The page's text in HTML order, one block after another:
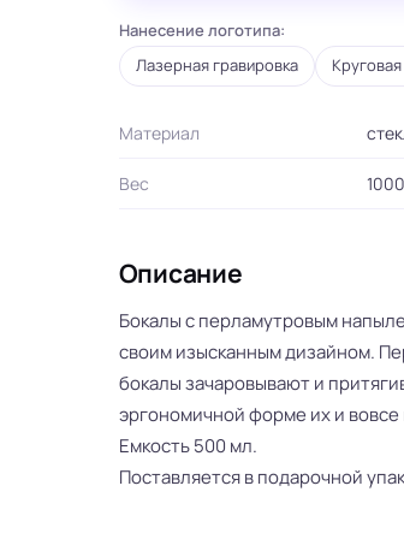
Бумажные пакеты
Готовые бумажные пакеты
Оберточная бумага с
Печать на
Нанесение логотипа:
Лазерная гравировка
Материал
Вес
Описание
Бокалы с перламутровым
своим изысканным дизайном.
бокалы зачаровывают и
эргономичной форме их и вовсе
Емкость 500 мл.
Поставляется в подарочной